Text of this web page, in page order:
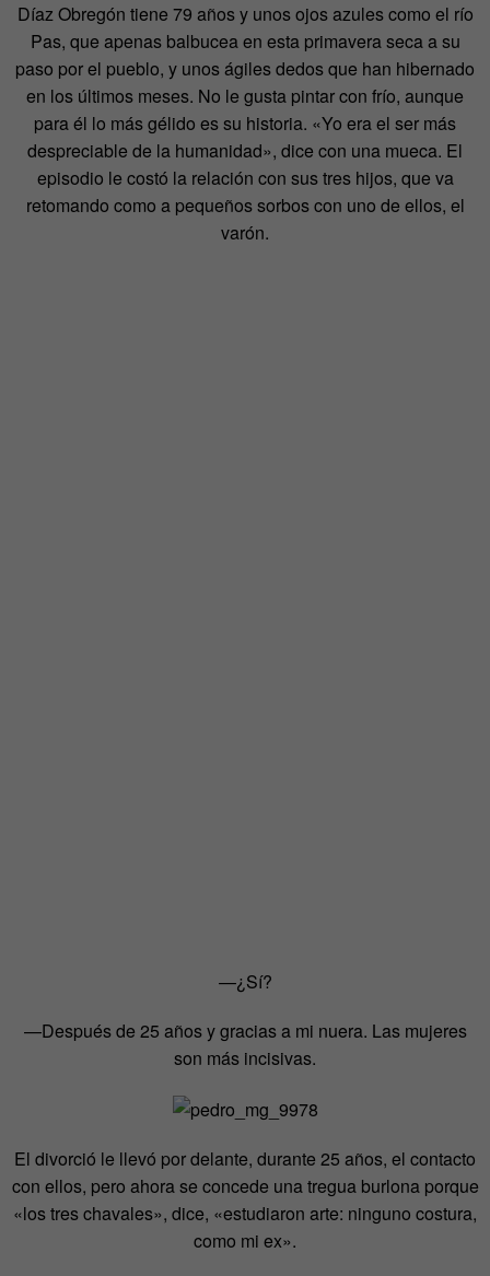
Díaz Obregón tiene 79 años y unos ojos azules como el río
Pas, que apenas balbucea en esta primavera seca a su
paso por el pueblo, y unos ágiles dedos que han hibernado
en los últimos meses. No le gusta pintar con frío, aunque
para él lo más gélido es su historia. «Yo era el ser más
despreciable de la humanidad», dice con una mueca. El
episodio le costó la relación con sus tres hijos, que va
retomando como a pequeños sorbos con uno de ellos, el
varón.
—¿Sí?
—Después de 25 años y gracias a mi nuera. Las mujeres
son más incisivas.
El divorció le llevó por delante, durante 25 años, el contacto
con ellos, pero ahora se concede una tregua burlona porque
«los tres chavales», dice, «estudiaron arte: ninguno costura,
como mi ex».